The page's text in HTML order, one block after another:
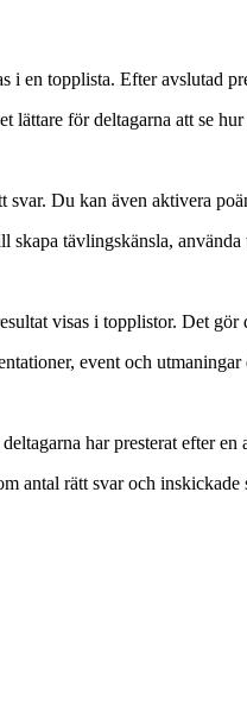
i en topplista. Efter avslutad
lättare för deltagarna att se
svar. Du kan även aktivera
skapa tävlingskänsla,
visas i topplistor. Det
event och
har presterat efter
antal rätt svar och